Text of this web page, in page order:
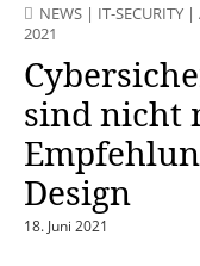
NEWS | IT-SECURITY |
2021
sind nicht
Design
18. Juni 2021